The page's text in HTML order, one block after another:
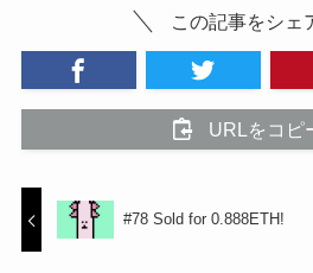
この記事をシェ
URLをコピ
#78 Sold for 0.888ETH!